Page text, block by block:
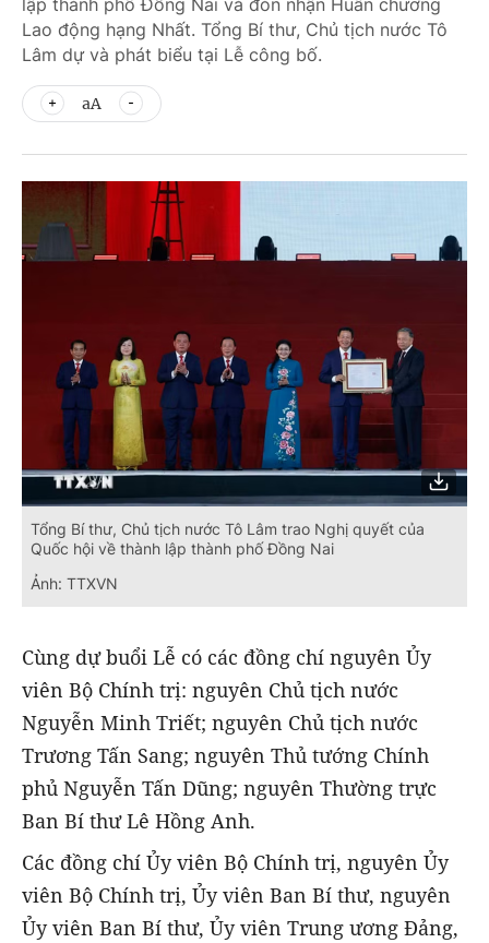
lập thành phố Đồng Nai và đón nhận Huân chương
Lao động hạng Nhất. Tổng Bí thư, Chủ tịch nước Tô
Lâm dự và phát biểu tại Lễ công bố.
aA
Tổng Bí thư, Chủ tịch nước Tô Lâm trao Nghị quyết của
Quốc hội về thành lập thành phố Đồng Nai
Ảnh: TTXVN
Cùng dự buổi Lễ có các đồng chí nguyên Ủy
viên Bộ Chính trị: nguyên Chủ tịch nước
Nguyễn Minh Triết; nguyên Chủ tịch nước
Trương Tấn Sang; nguyên Thủ tướng Chính
phủ Nguyễn Tấn Dũng; nguyên Thường trực
Ban Bí thư Lê Hồng Anh.
Các đồng chí Ủy viên Bộ Chính trị, nguyên Ủy
viên Bộ Chính trị, Ủy viên Ban Bí thư, nguyên
Ủy viên Ban Bí thư, Ủy viên Trung ương Đảng,